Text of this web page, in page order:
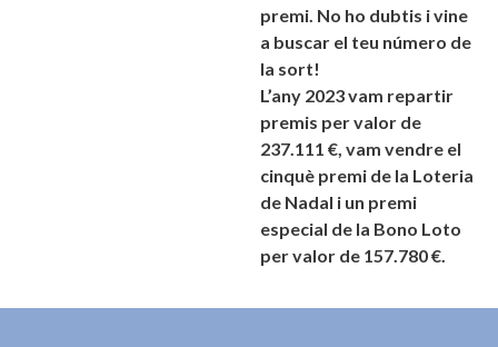
premi. No ho dubtis i vine
a buscar el teu número de
la sort!
L’any 2023 vam repartir
premis per valor de
237.111 €, vam vendre el
cinquè premi de la Loteria
de Nadal i un premi
especial de la Bono Loto
per valor de 157.780 €.